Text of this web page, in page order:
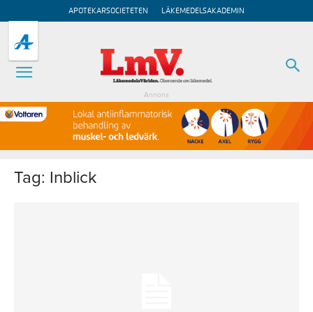
APOTEKARSOCIETETEN LÄKEMEDELSAKADEMIN
Annons
Tag: Inblick